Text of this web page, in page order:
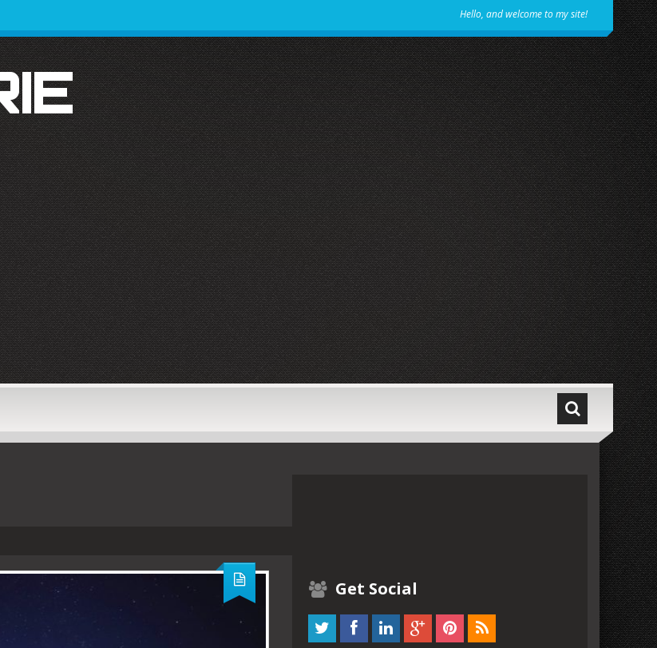
Hello, and welcome to my site!
Get Social